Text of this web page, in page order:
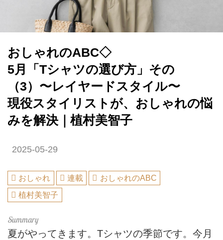
おしゃれのABC◇
5月「Tシャツの選び方」その
（3）〜レイヤードスタイル〜
現役スタイリストが、おしゃれの悩
みを解決｜植村美智子
2025-05-29
おしゃれ 連載
おしゃれのABC
植村美智子
夏がやってきます。Tシャツの季節です。今月